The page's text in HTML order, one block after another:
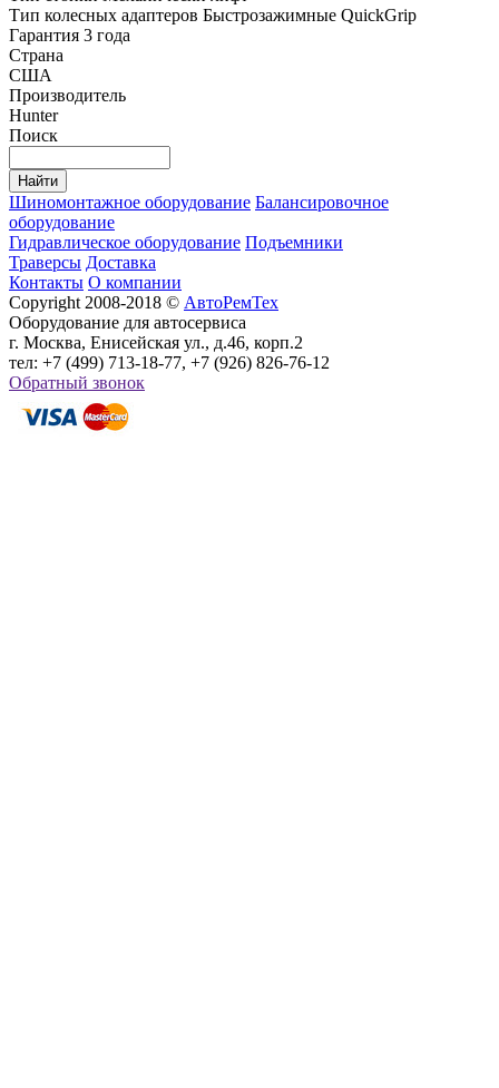
Тип колесных адаптеров Быстрозажимные QuickGrip
Гарантия 3 года
Страна
США
Производитель
Hunter
Поиск
Шиномонтажное оборудование Балансировочное
оборудование
Гидравлическое оборудование Подъемники
Траверсы Доставка
Контакты О компании
Copyright 2008-2018 © АвтоРемТех
Оборудование для автосервиса
г. Москва, Енисейская ул., д.46, корп.2
тел: +7 (499) 713-18-77, +7 (926) 826-76-12
Обратный звонок